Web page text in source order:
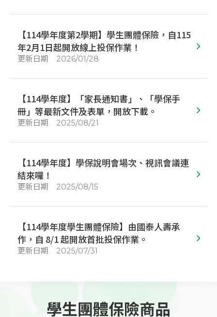
【114學年度第2學期】學生團體保險，自115
年2月1日起開放線上投保作業！
更新日期 2026/01/28
【114學年度】「家長通知書」、「學保手
冊」等最新文件及表單，開放下載。
更新日期 2025/08/21
【114學年度】學保說明會場次、視訊會議連
結來囉！
更新日期 2025/08/15
【114學年度學生團體保險】由國泰人壽承
作，自 8/1 起開放首批投保作業。
更新日期 2025/07/31
學生團體保險商品